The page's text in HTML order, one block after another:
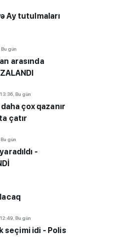
Ay tutulmaları
gün
arasında
13:36, Bu gün
çox qazanır
çatır
gün
-
12:49, Bu gün
seçimi idi - Polis